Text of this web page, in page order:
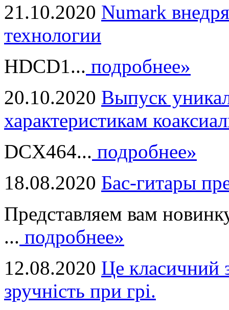
21.10.2020 Numark
технологии
HDCD1... подробнее»
20.10.2020 Выпуск
характеристикам
DCX464... подробнее»
18.08.2020 Бас-гитары
Представляем вам
... подробнее»
12.08.2020 Це класичний
зручність при грі.